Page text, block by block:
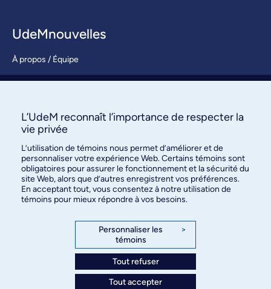
UdeMnouvelles
À propos / Équipe
S’abonner
des relations publiques
3744, rue Jean-Brillant, bureau 490
Montréal (Québec) H3T 1P1
L’UdeM reconnaît l’importance de respecter la
vie privée
L’utilisation de témoins nous permet d’améliorer et de
personnaliser votre expérience Web. Certains témoins sont
obligatoires pour assurer le fonctionnement et la sécurité du
site Web, alors que d’autres enregistrent vos préférences.
En acceptant tout, vous consentez à notre utilisation de
témoins pour mieux répondre à vos besoins.
Personnaliser les
témoins
>
Tout refuser
Tout accepter